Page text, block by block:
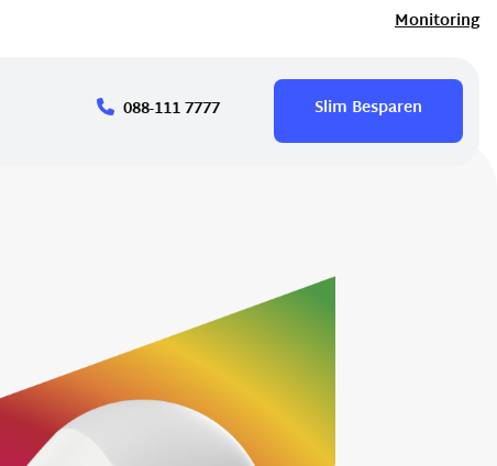
Monitoring
088-111 7777 Slim Besparen